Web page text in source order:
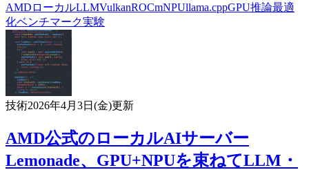
AMD ローカルLLMVulkanROCmNPUllama.cppGPU推論最適
化ベンチマーク実験
技術2026年4月3日(金)更新
AMD公式のローカルAIサーバー
Lemonade、GPU+NPUを束ねてLLM・